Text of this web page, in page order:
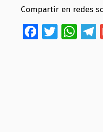
Compartir en redes
Facebook